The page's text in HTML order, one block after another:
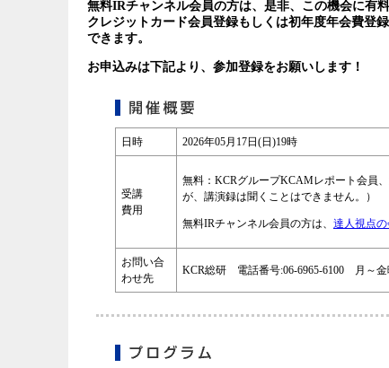
無料IRチャンネル会員の方は、是非、この機会に有
クレジットカード会員登録もしくは初年度年会費登
できます。
お申込みは下記より、参加登録をお願いします！
日時 2026年05月17日(日)19時
受講
費用
無料：KCRグループKCAMレポート会員
が、講演録は聞くことはできません。）
無料IRチャンネル会員の方は、 達人視点
お問い合
わせ先
KCR総研 電話番号:06-6965-6100 月～金